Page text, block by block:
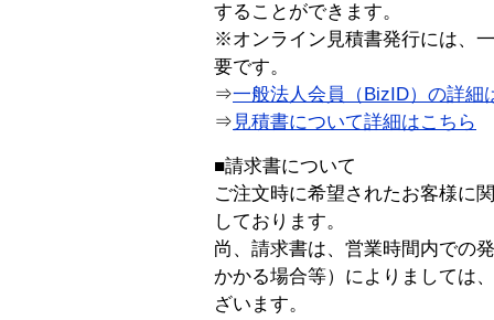
することができます。
※オンライン見積書発行には、
要です。
⇒一般法人会員（BizID）の詳細
⇒ 見積書について詳細はこちら
■請求書について
ご注文時に希望されたお客様に
しております。
尚、請求書は、営業時間内での
かかる場合等）によりましては
ざいます。